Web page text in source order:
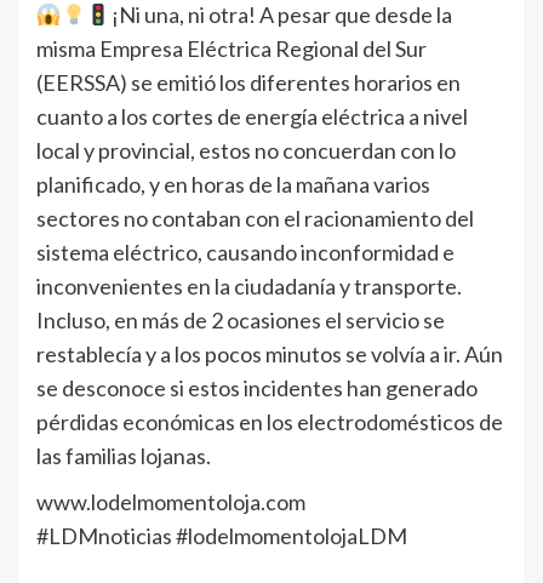
¡Ni una, ni otra! A pesar que desde la
misma Empresa Eléctrica Regional del Sur
(EERSSA) se emitió los diferentes horarios en
cuanto a los cortes de energía eléctrica a nivel
local y provincial, estos no concuerdan con lo
planificado, y en horas de la mañana varios
sectores no contaban con el racionamiento del
sistema eléctrico, causando inconformidad e
inconvenientes en la ciudadanía y transporte.
Incluso, en más de 2 ocasiones el servicio se
restablecía y a los pocos minutos se volvía a ir. Aún
se desconoce si estos incidentes han generado
pérdidas económicas en los electrodomésticos de
las familias lojanas.
www.lodelmomentoloja.com
#LDMnoticias #lodelmomentolojaLDM